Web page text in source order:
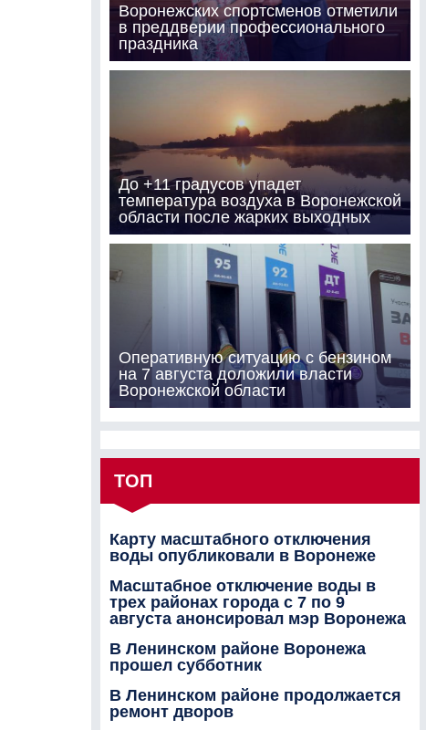
Воронежских спортсменов отметили
в преддверии профессионального
праздника
До +11 градусов упадет
температура воздуха в Воронежской
области после жарких выходных
Оперативную ситуацию с бензином
на 7 августа доложили власти
Воронежской области
ТОП
Карту масштабного отключения
воды опубликовали в Воронеже
Масштабное отключение воды в
трех районах города с 7 по 9
августа анонсировал мэр Воронежа
В Ленинском районе Воронежа
прошел субботник
В Ленинском районе продолжается
ремонт дворов